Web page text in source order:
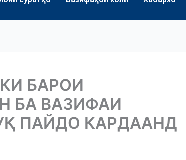
БАРОИ
БА ВАЗИФАИ
ПАЙДО КАРДААНД